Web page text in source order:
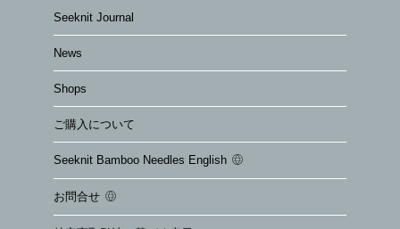
Seeknit Journal
News
Shops
ご購入について
Seeknit Bamboo Needles English
お問合せ